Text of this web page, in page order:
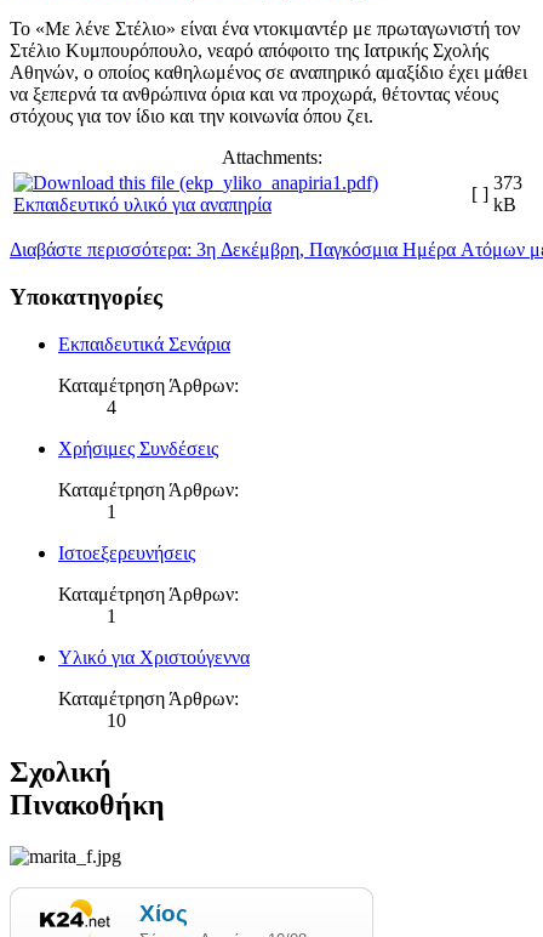
Το «Με λένε Στέλιο» είναι ένα ντοκιμαντέρ με πρωταγωνιστή τον
Στέλιο Κυμπουρόπουλο, νεαρό απόφοιτο της Ιατρικής Σχολής
Αθηνών, ο οποίος καθηλωμένος σε αναπηρικό αμαξίδιο έχει μάθει
να ξεπερνά τα ανθρώπινα όρια και να προχωρά, θέτοντας νέους
στόχους για τον ίδιο και την κοινωνία όπου ζει.
Attachments:
Εκπαιδευτικό υλικό για αναπηρία
[ ]
373
kB
Διαβάστε περισσότερα: 3η Δεκέμβρη, Παγκόσμια Ημέρα Ατόμων
Υποκατηγορίες
Εκπαιδευτικά Σενάρια
Καταμέτρηση Άρθρων:
4
Χρήσιμες Συνδέσεις
Καταμέτρηση Άρθρων:
1
Ιστοεξερευνήσεις
Καταμέτρηση Άρθρων:
1
Υλικό για Χριστούγεννα
Καταμέτρηση Άρθρων:
10
Σχολική
Πινακοθήκη